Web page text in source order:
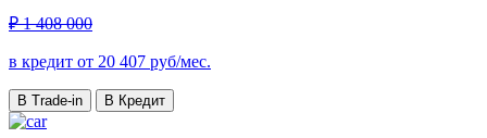
₽ 1 408 000
в кредит от 20 407 руб/мес.
В Trade-in В Кредит